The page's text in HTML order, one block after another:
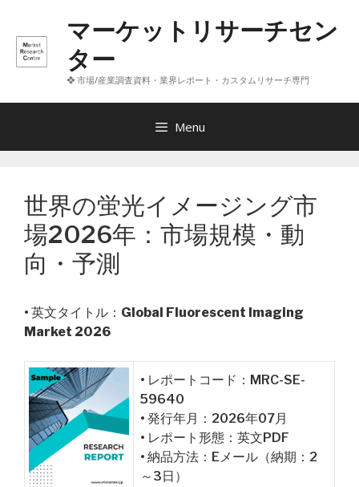
へ
マーケットリサーチセン
ター
❖ 市場/産業調査資料・業界レポート・カスタムリサーチ専門
Menu
世界の蛍光イメージング市
場2026年：市場規模・動
向・予測
• 英文タイトル： Global Fluorescent Imaging
Market 2026
• レポートコード：MRC-SE-
59640
• 発行年月：2026年07月
• レポート形態：英文PDF
• 納品方法：Eメール（納期：2
～3日）